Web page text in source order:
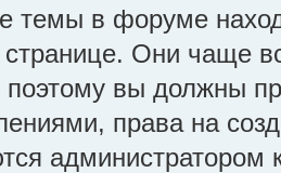
темы в форуме
странице. Они чаще
вы должны
права на
администратором